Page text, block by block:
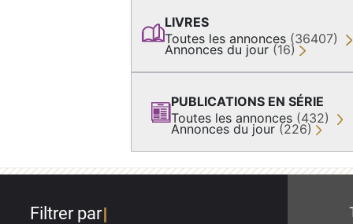
LIVRES
Toutes les annonces (36407)
Annonces du jour (16)
PUBLICATIONS EN SÉRIE
Toutes les annonces (432)
Annonces du jour (226)
Filtrer par